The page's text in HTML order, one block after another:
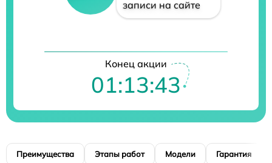
записи на сайте
Конец акции
01:13:42
Преимущества Этапы работ Модели Гарантия